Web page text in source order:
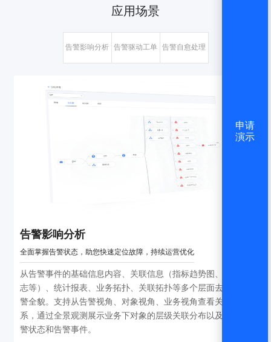
应用场景
告警影响分析 告警驱动工单 告警自愈处理
告警影响分析
全面掌握告警状态，助您快速定位故障，持续运营优化
从告警事件的基础信息内容、关联信息（指标趋势图、关联日
志等）、统计报表、业务拓扑、关联拓扑等多个层面去呈现告
警全貌。支持从告警视角、对象视角、业务视角查看关联关
系，通过全景观测展示业务下对象的层级关联分布以及实例告
警状态和告警事件。
申请
演示